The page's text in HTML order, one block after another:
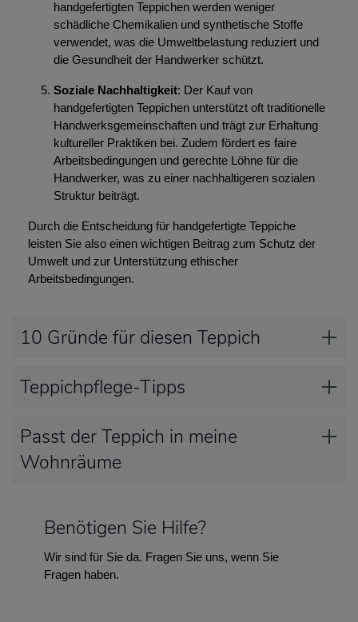
handgefertigten Teppichen werden weniger
schädliche Chemikalien und synthetische Stoffe
verwendet, was die Umweltbelastung reduziert und
die Gesundheit der Handwerker schützt.
Soziale Nachhaltigkeit: Der Kauf von
handgefertigten Teppichen unterstützt oft traditionelle
Handwerksgemeinschaften und trägt zur Erhaltung
kultureller Praktiken bei. Zudem fördert es faire
Arbeitsbedingungen und gerechte Löhne für die
Handwerker, was zu einer nachhaltigeren sozialen
Struktur beiträgt.
Durch die Entscheidung für handgefertigte Teppiche
leisten Sie also einen wichtigen Beitrag zum Schutz der
Umwelt und zur Unterstützung ethischer
Arbeitsbedingungen.
10 Gründe für diesen Teppich
Teppichpflege-Tipps
Passt der Teppich in meine
Wohnräume
Benötigen Sie Hilfe?
Wir sind für Sie da. Fragen Sie uns, wenn Sie
Fragen haben.